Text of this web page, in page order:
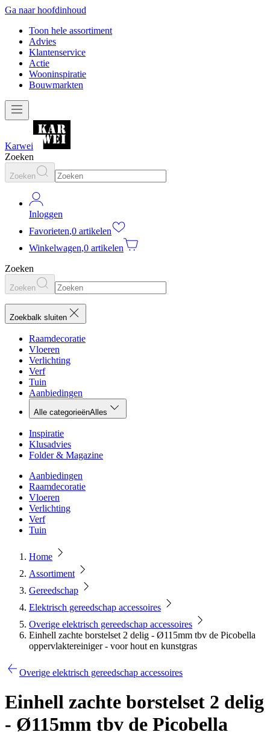
Ga naar hoofdinhoud
Toon hele assortiment
Advies
Klantenservice
Actie
Wooninspiratie
Bouwmarkten
Karwei
Zoeken
Zoeken
Inloggen
Favorieten,0 artikelen
Winkelwagen,0 artikelen
Zoeken
Zoeken
Zoekbalk sluiten
Raamdecoratie
Vloeren
Verlichting
Verf
Tuin
Aanbiedingen
Alle categorieënAlles
Inspiratie
Klusadvies
Folder & Magazine
Aanbiedingen
Raamdecoratie
Vloeren
Verlichting
Verf
Tuin
Home
Assortiment
Gereedschap
Elektrisch gereedschap accessoires
Overige elektrisch gereedschap accessoires
Einhell zachte borstelset 2 delig - Ø115mm tbv de Picobella
oppervlaktereiniger - voor hout en kunstgras
Overige elektrisch gereedschap accessoires
Einhell zachte borstelset 2 delig
- Ø115mm tbv de Picobella